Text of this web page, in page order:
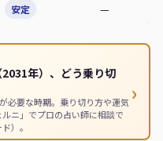
安定 —
年）、どう乗り切
必要な時期。乗り切り方や運気
ニ」でプロの占い師に相談で
）。
›